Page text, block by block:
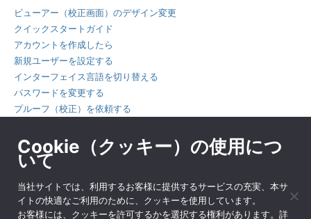
ビューアー（校正画面）のデザイン変更
クイックスタートガイド
アカウントを作成したら
新規ユーザーを設定する
インターフェイス言語を切り替える
パスワードを変更する
プルーフ（校正）を依頼する
プルーフを校正する
タブレットでプルーフを校正する
校正判断をする
Cookie（クッキー）の使用につ
いて
当社サイトでは、利用するお客様に提供するサービスの充実、本サ
イトの快適なご利用のために、クッキーを使用しています。
お客様には、クッキーを許可するかを選択する権利があります。詳